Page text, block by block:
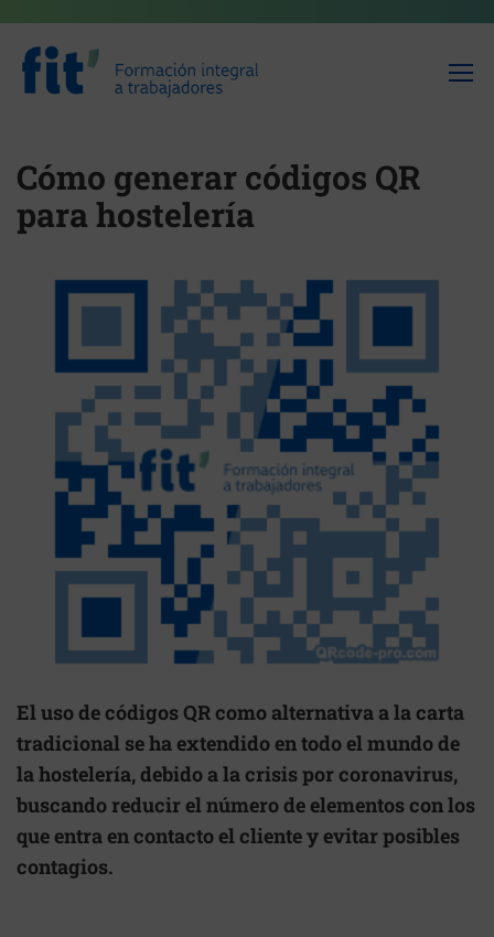
Cómo generar códigos QR
para hostelería
El uso decódigos QRcomo alternativa a la carta
tradicional se ha extendido en todo el mundo de
la hostelería, debido a la crisis por coronavirus,
buscando reducir el número de elementos con los
que entra en contacto el cliente y evitar posibles
contagios.